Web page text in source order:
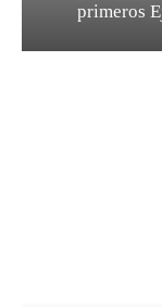
primeros